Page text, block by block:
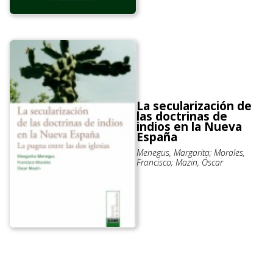
La secularización de
las doctrinas de
indios en la Nueva
España
Menegus, Margarita; Morales,
Francisco; Mazin, Óscar